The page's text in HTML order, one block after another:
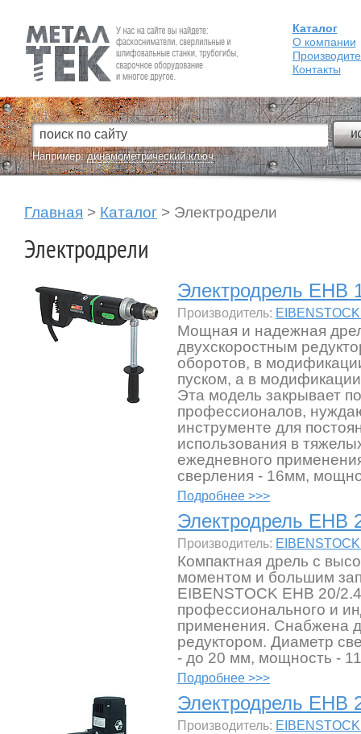
Fein — Профессиональный электроинструмент для обработки
металла.
Каталог
О компании
Контакты
Например:динамометрический ключ
Главная > Каталог > Электродрели
Электродрели
Электродрель EHB
Производитель:
Мощная и надежная
двухскоростным
оборотов, в
пуском, а в
Эта модель закрывает
профессионалов,
инструменте для
использования в
ежедневного
сверления - 16мм,
Подробнее >>>
Электродрель EHB
Производитель:
Компактная дрель с
моментом и большим
EIBENSTOCK EHB 20/
профессионального и
применения. Снабжена
редуктором. Диаметр
- до 20 мм, мощность -
Подробнее >>>
Электродрель EHB
Производитель: